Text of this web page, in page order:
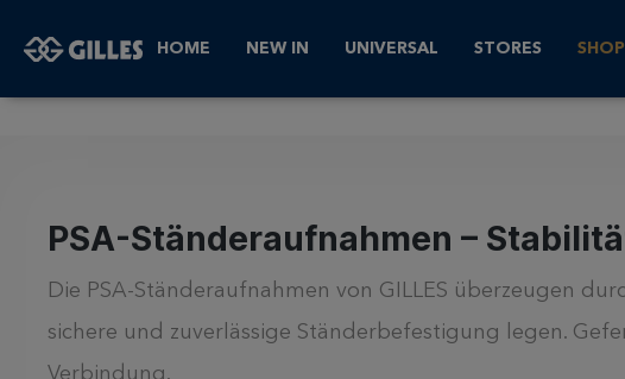
HOME NEW IN UNIVERSAL STORES SHOP
Shop Kettenspanner und Zubehör PSA Ständeraufnahmen
PSA-Ständeraufnahmen –
Die PSA-Ständeraufnahmen von GILLES überzeugen
sichere und zuverlässige Ständerbefestigung legen.
Verbindung.